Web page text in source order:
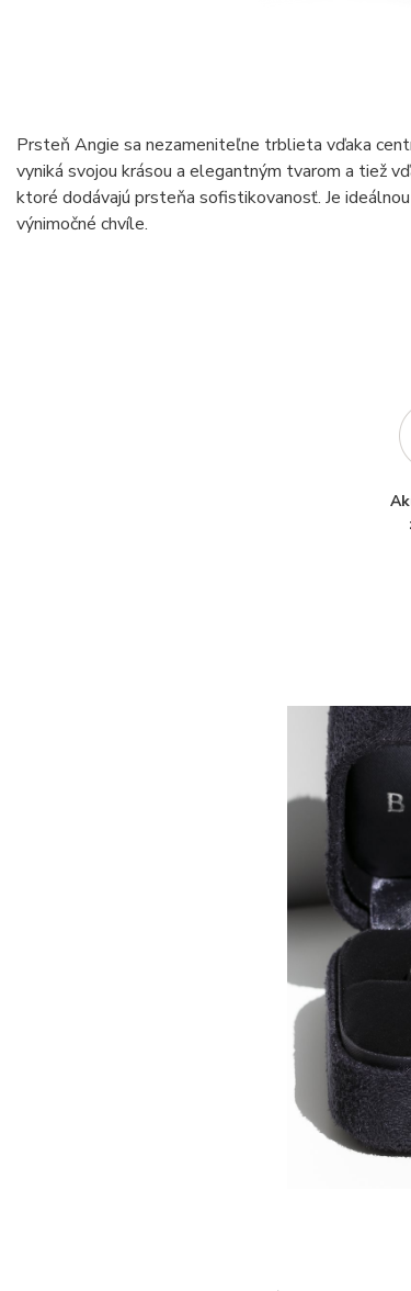
Prsteň Angie sa nezameniteľne trblieta vďaka
vyniká svojou krásou a elegantným tvarom a tiež
ktoré dodávajú prsteňa sofistikovanosť. Je
výnimočné chvíle.